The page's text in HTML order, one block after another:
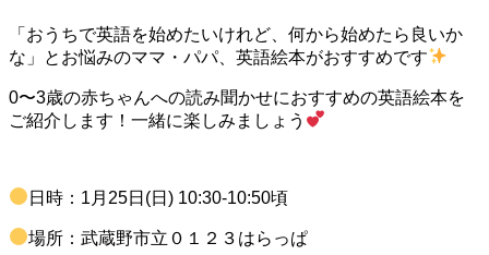
「おうちで英語を始めたいけれど、何から始めたら良いか
な」とお悩みのママ・パパ、英語絵本がおすすめです
0〜3歳の赤ちゃんへの読み聞かせにおすすめの英語絵本を
ご紹介します！一緒に楽しみましょう
日時：1月25日(日) 10:30-10:50頃
場所：武蔵野市立０１２３はらっぱ